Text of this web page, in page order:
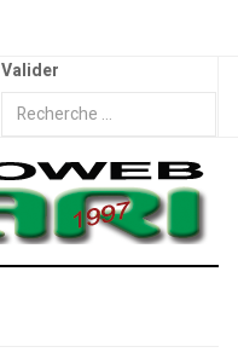
Valider